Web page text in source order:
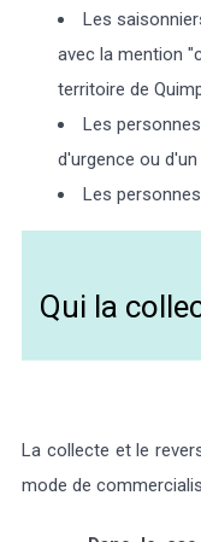
Les
avec la mention
territoire de
Les
d'urgence ou
Les
Qui la
La collecte et le
mode de